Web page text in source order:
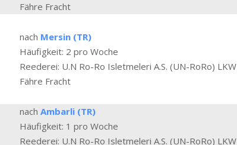
Fähre Fracht
nach Mersin (TR)
Häufigkeit: 2 pro Woche
Reederei: U.N Ro-Ro Isletmeleri A.S. (UN-RoRo) LKW
Fähre Fracht
nach Ambarli (TR)
Häufigkeit: 1 pro Woche
Reederei: U.N Ro-Ro Isletmeleri A.S. (UN-RoRo) LKW